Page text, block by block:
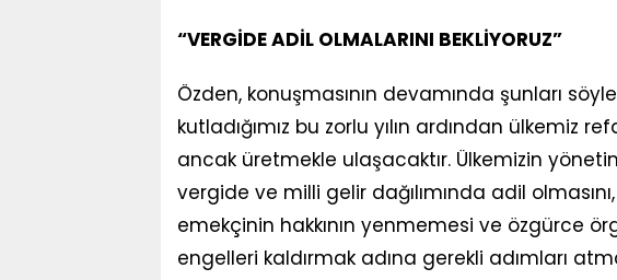
“VERGİDE ADİL OLMALARINI BEKLİYORUZ”
Özden, konuşmasının devamında şunları
kutladığımız bu zorlu yılın ardından ülkemiz
ancak üretmekle ulaşacaktır. Ülkemizin
vergide ve milli gelir dağılımında adil
emekçinin hakkının yenmemesi ve özgürce
engelleri kaldırmak adına gerekli adımları